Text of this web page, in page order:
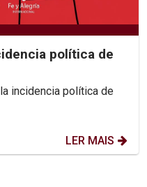
política de
incidencia política de
LER MAIS